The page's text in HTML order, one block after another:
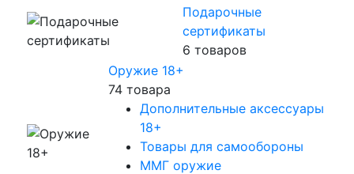
Подарочные
сертификаты
6 товаров
Оружие 18+
74 товара
Дополнительные аксессуары
18+
Товары для самообороны
ММГ оружие